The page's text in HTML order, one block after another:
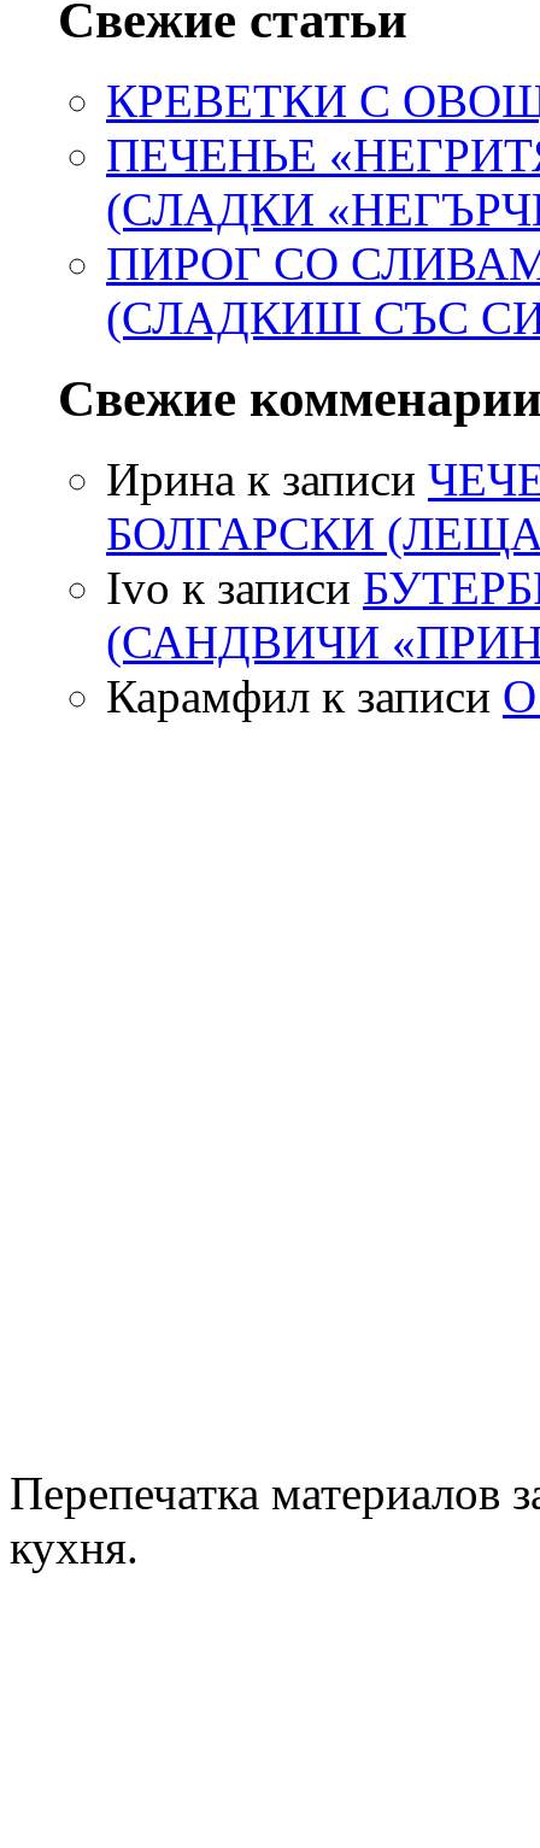
Свежие статьи
КРЕВЕТКИ С
ПЕЧЕНЬЕ
(СЛАДКИ
ПИРОГ СО
(СЛАДКИШ СЪС
Свежие
Ирина к записи
БОЛГАРСКИ
Ivo к записи
(САНДВИЧИ
Карамфил к записи
Перепечатка материалов
кухня.